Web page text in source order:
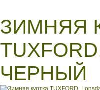
ЗИМНЯЯ
ЧЕРНЫЙ